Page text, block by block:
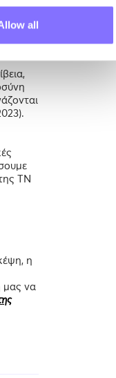
all
τον
ΤΝ
η
μας να